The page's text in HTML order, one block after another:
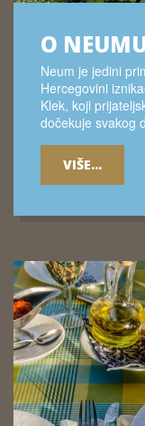
O
Neum je jedini
Hercegovini
Klek, koji
dočekuje svakog
VIŠE...